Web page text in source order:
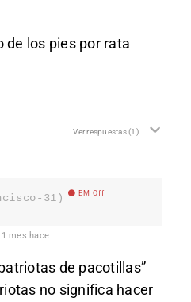
de los pies por rata
Ver respuestas(1)
31) EM Off
1 mes hace
de pacotillas”
no significa hacer